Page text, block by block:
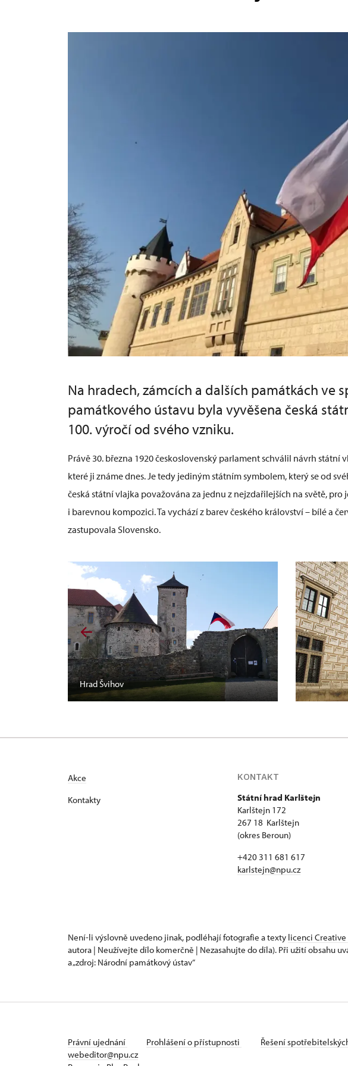
Na hradech, zámcích a dalších památkách ve
památkového ústavu byla vyvěšena česká
100. výročí od svého vzniku.
Právě 30. března 1920 československý parlament schválil návrh státní
které ji známe dnes. Je tedy jediným státním symbolem, který se od
česká státní vlajka považována za jednu z nejzdařilejších na světě,
i barevnou kompozici. Ta vychází z barev českého království – bílé a
zastupovala Slovensko.
Hrad Švihov
Akce
Kontakty
KONTAKT
Státní hrad Karlštejn
Karlštejn 172
267 18 Karlštejn
(okres Beroun)
+420 311 681 617
karlstejn@npu.cz
Není-li výslovně uvedeno jinak, podléhají fotografie a texty licenci
autora | Neužívejte dílo komerčně | Nezasahujte do díla). Při užití obsahu
a „zdroj: Národní památkový ústav“
Právní ujednání Prohlášení o přístupnosti Řešení
webeditor@npu.cz